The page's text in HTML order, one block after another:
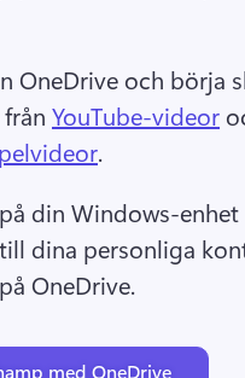
OneDrive och börja
YouTube-videor
.
din Windows-enhet
dina personliga
OneDrive.
med OneDrive